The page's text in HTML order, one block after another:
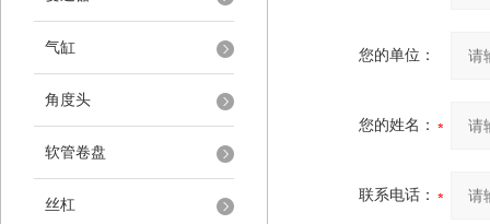
气缸
角度头
软管卷盘
丝杠
您的单位：
您的姓名：
联系电话：